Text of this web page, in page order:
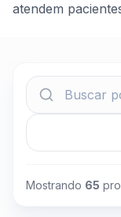
atendem
Mostrando 65